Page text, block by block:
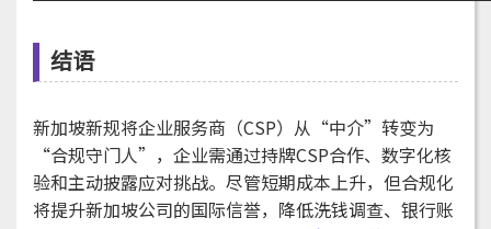
结语
新加坡新规将企业服务商（CSP）从“中介”转变为
“合规守门人”，企业需通过持牌CSP合作、数字化核
验和主动披露应对挑战。尽管短期成本上升，但合规化
将提升新加坡公司的国际信誉，降低洗钱调查、银行账